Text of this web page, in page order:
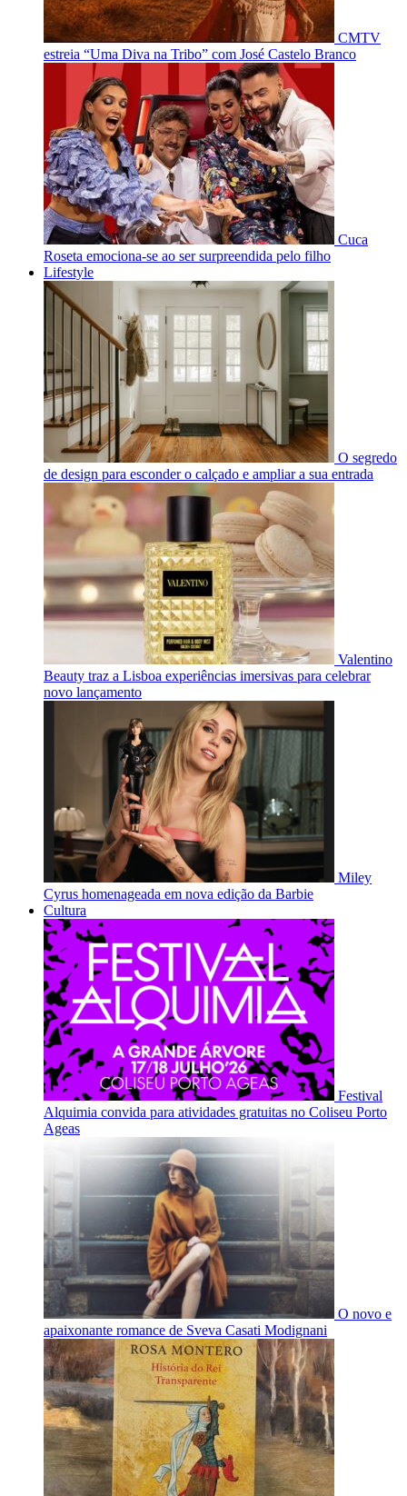
CMTV
estreia “Uma Diva na Tribo” com José Castelo Branco
Cuca
Roseta emociona-se ao ser surpreendida pelo filho
Lifestyle
O segredo
de design para esconder o calçado e ampliar a sua entrada
Valentino
Beauty traz a Lisboa experiências imersivas para celebrar
novo lançamento
Miley
Cyrus homenageada em nova edição da Barbie
Cultura
Festival
Alquimia convida para atividades gratuitas no Coliseu Porto
Ageas
O novo e
apaixonante romance de Sveva Casati Modignani